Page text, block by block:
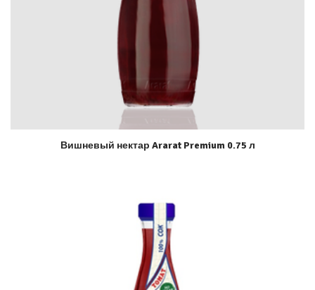
Вишневый нектар Ararat Premium 0.75 л